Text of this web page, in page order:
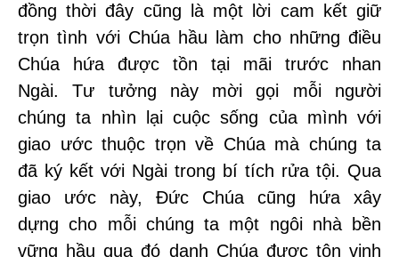
đồng thời đây cũng là một lời cam kết giữ
trọn tình với Chúa hầu làm cho những điều
Chúa hứa được tồn tại mãi trước nhan
Ngài. Tư tưởng này mời gọi mỗi người
chúng ta nhìn lại cuộc sống của mình với
giao ước thuộc trọn về Chúa mà chúng ta
đã ký kết với Ngài trong bí tích rửa tội. Qua
giao ước này, Đức Chúa cũng hứa xây
dựng cho mỗi chúng ta một ngôi nhà bền
vững hầu qua đó danh Chúa được tôn vinh